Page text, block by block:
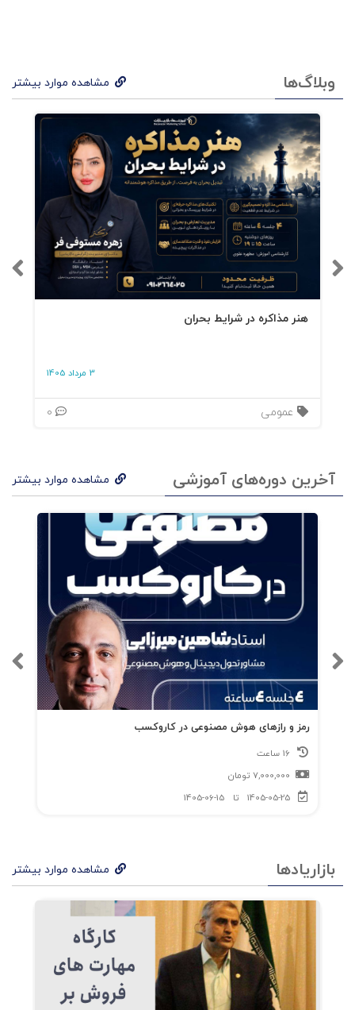
فصل سوم
فصل چهارم: رابطه مشتریان و خصومت
فصل پنجم: رابطه کاروکسب و خصومت
فصل ششم: رابطه خصومت با عناصر آمیخته
بازاریابی
وبلاگ‌ها مشاهده موارد بیشتر
هنر مذاکره در شرایط بحران
3 مرداد 1405
عمومی
آخرین دوره‌های آموزشی مشاهده موارد بیشتر
رمز و رازهای هوش مصنوعی در کاروکسب
7,000,000 تومان
1405-05-25
تا 1405-06-15
بازاریادها مشاهده موارد بیشتر